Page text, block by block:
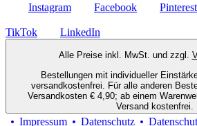
Instagram Facebook Pinterest
TikTok LinkedIn
Alle Preise inkl. MwSt. und zzgl.
Bestellungen mit individueller
versandkostenfrei. Für alle anderen
Versandkosten € 4,90; ab einem
Versand kostenfrei.
Impressum Datenschutz